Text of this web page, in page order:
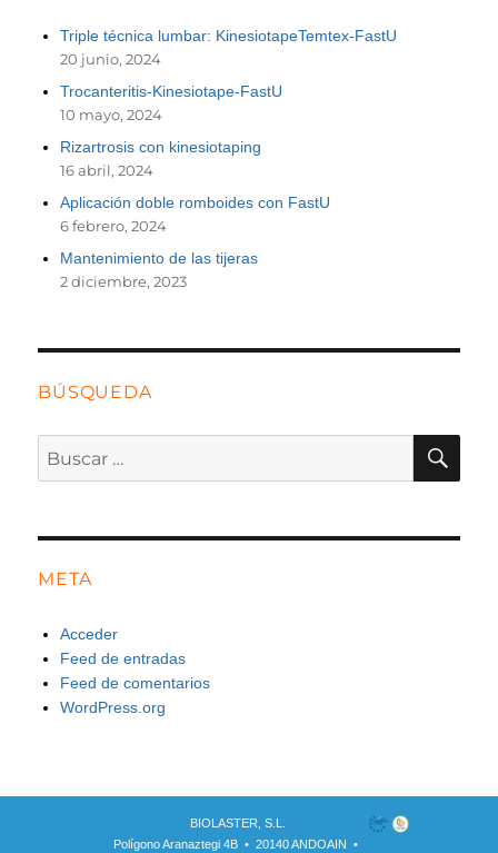
Triple técnica lumbar: KinesiotapeTemtex-FastU
20 junio, 2024
Trocanteritis-Kinesiotape-FastU
10 mayo, 2024
Rizartrosis con kinesiotaping
16 abril, 2024
Aplicación doble romboides con FastU
6 febrero, 2024
Mantenimiento de las tijeras
2 diciembre, 2023
BÚSQUEDA
META
Acceder
Feed de entradas
Feed de comentarios
WordPress.org
BIOLASTER, S.L.
Polígono Aranaztegi 4B • 20140 ANDOAIN •